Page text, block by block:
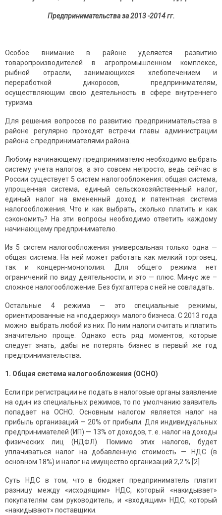
Предпринимательства за 2013 -2014 гг.
Особое внимание в районе уделяется развитию
товаропроизводителей в агропромышленном комплексе,
рыбной отрасли, занимающихся хлебопечением и
переработкой дикоросов, предпринимателям,
осуществляющим свою деятельность в сфере внутреннего
туризма.
Для решения вопросов по развитию предпринимательства в
районе регулярно проходят встречи главы администрации
района с предпринимателями района.
Любому начинающему предпринимателю необходимо выбрать
систему учета налогов, а это совсем непросто, ведь сейчас в
России существует 5 систем налогообложения: общая система,
упрощенная система, единый сельскохозяйственный налог,
единый налог на вмененный доход и патентная система
налогообложения. Что и как выбрать, сколько платить и как
сэкономить? На эти вопросы необходимо ответить каждому
начинающему предпринимателю.
Из 5 систем налогообложения универсальная только одна —
общая система. На ней может работать как мелкий торговец,
так и концерн-монополия. Для общего режима нет
ограничений по виду деятельности, и это — плюс. Минус же –
сложное налогообложение. Без бухгалтера с ней не совладать.
Остальные 4 режима — это специальные режимы,
ориентированные на «поддержку» малого бизнеса. С 2013 года
можно выбрать любой из них. По ним налоги считать и платить
значительно проще. Однако есть ряд моментов, которые
следует знать, дабы не потерять бизнес в первый же год
предпринимательства.
1. Общая система налогообложения (ОСНО)
Если при регистрации не подать в налоговые органы заявление
на один из специальных режимов, то по умолчанию заявитель
попадает на ОСНО. Основным налогом является налог на
прибыль организаций — 20% от прибыли. Для индивидуальных
предпринимателей (ИП) — 13% от доходов, т. е. налог на доходы
физических лиц (НДФЛ). Помимо этих налогов, будет
уплачиваться налог на добавленную стоимость — НДС (в
основном 18%) и налог на имущество организаций 2,2 %.[2]
Суть НДС в том, что в бюджет предприниматель платит
разницу между «исходящим» НДС, который «накидывает»
покупателям сам руководитель, и «входящим» НДС, который
«накидывают» поставщики.